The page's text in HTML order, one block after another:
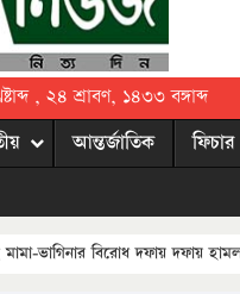
, ২৪ শ্রাবণ, ১৪৩৩ বঙ্গাব্দ
আন্তর্জাতিক
মামা-ভাগিনার বিরোধ দফায় দফায়